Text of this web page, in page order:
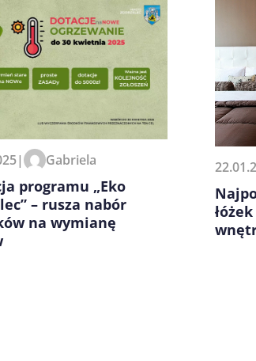
podczas pisania
| Gabriela
programu „Eko
– rusza nabór
na wymianę